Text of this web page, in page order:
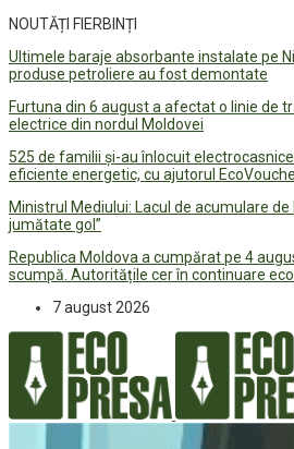
NOUTĂȚI FIERBINȚI
Ultimele baraje absorbante instalate pe
produse petroliere au fost demontate
Furtuna din 6 august a afectat o linie de
electrice din nordul Moldovei
525 de familii și-au înlocuit
eficiente energetic, cu ajutorul
Ministrul Mediului: Lacul de acumulare
jumătate gol”
Republica Moldova a cumpărat pe 4
scumpă. Autoritățile cer în continuare
7 august 2026